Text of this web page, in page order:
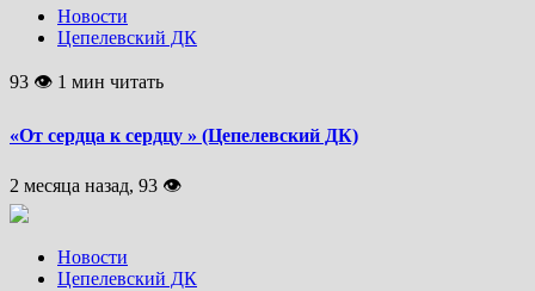
Новости
Цепелевский ДК
93 👁 1 мин читать
«От сердца к сердцу » (Цепелевский ДК)
2 месяца назад, 93 👁
Новости
Цепелевский ДК